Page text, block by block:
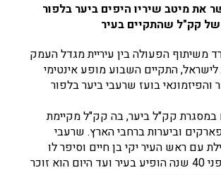
את מיטב שיריו היפים ביער בלפור
קק"ל שהתקיים בעיר
משיתוף הפעולה בין עיריית מגדל העמק
לישראל, התקיים השבוע מופע אינטימי
בועז שרעבי ביער בלפור
במסגרת קק"ל ביער, בה קק"ל מקיימת
וביערות ברחבי הארץ. שרעבי
עם ראש העיר יקי בן חיים וסיפר לו
שהוא זוכר שלפני 40 שנה הופיע בעיר ועד היום הוא זוכר